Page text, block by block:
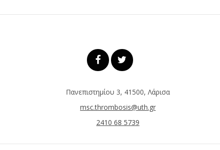
Πανεπιστημίου 3, 41500, Λάρισα
msc.thrombosis@uth.gr
2410 68 5739